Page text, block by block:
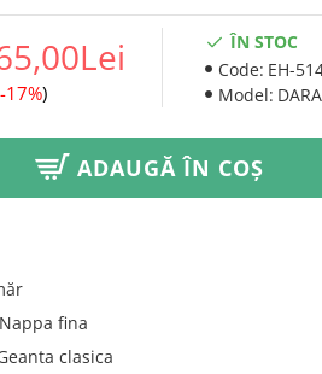
-17%)
ÎN STOC
Code: EH-
Model: DARA
ADAUGĂ ÎN COȘ
Nappa fina
clasica